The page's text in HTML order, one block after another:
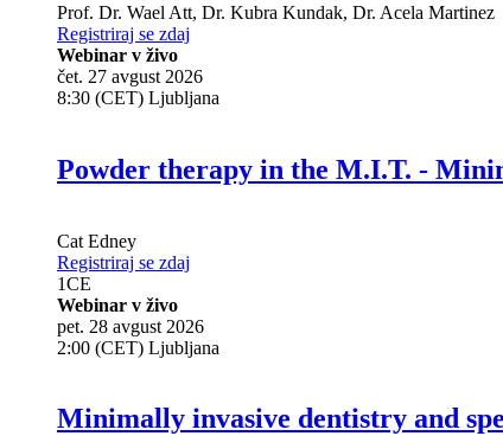
Prof. Dr. Wael Att, Dr. Kubra Kundak, Dr. Acela Martinez
Registriraj se zdaj
Webinar v živo
čet. 27 avgust 2026
8:30 (CET) Ljubljana
Powder therapy in the M.I.T. -
Cat Edney
Registriraj se zdaj
1CE
Webinar v živo
pet. 28 avgust 2026
2:00 (CET) Ljubljana
Minimally invasive dentistry and